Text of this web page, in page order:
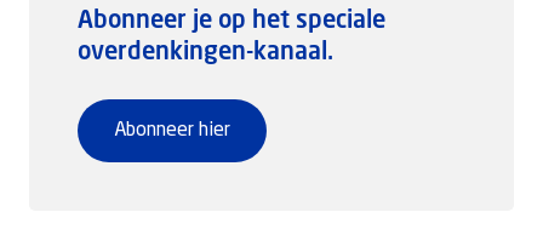
Abonneer je op het speciale
overdenkingen-kanaal.
Abonneer hier